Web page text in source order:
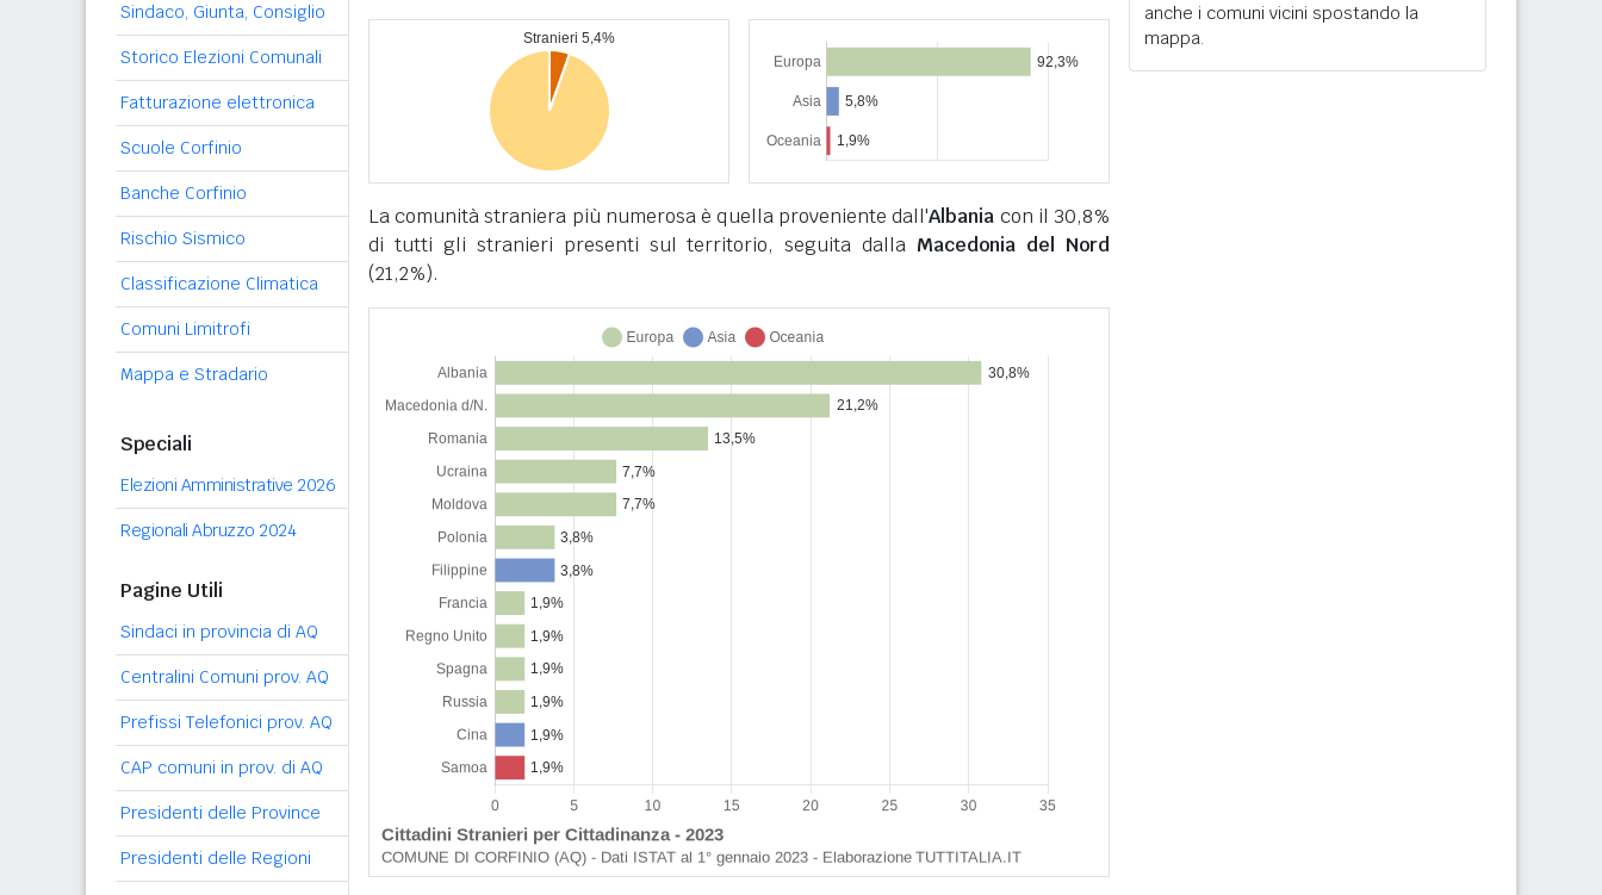
Sindaco, Giunta, Consiglio
Storico Elezioni Comunali
Fatturazione elettronica
Scuole Corfinio
Banche Corfinio
Rischio Sismico
Classificazione Climatica
Comuni Limitrofi
Mappa e Stradario
Speciali
Elezioni Amministrative 2026
Regionali Abruzzo 2024
Pagine Utili
Sindaci in provincia di AQ
Centralini Comuni prov. AQ
Prefissi Telefonici prov. AQ
CAP comuni in prov. di AQ
Presidenti delle Province
Presidenti delle Regioni
La comunità straniera più numerosa è quella proveniente dall'Albania con il 30,8%
di tutti gli stranieri presenti sul territorio, seguita dalla Macedonia del Nord
(21,2%).
anche i comuni vicini spostando la
mappa.